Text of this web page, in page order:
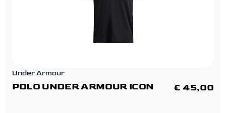
Under Armour
POLO UNDER ARMOUR ICON € 45,00